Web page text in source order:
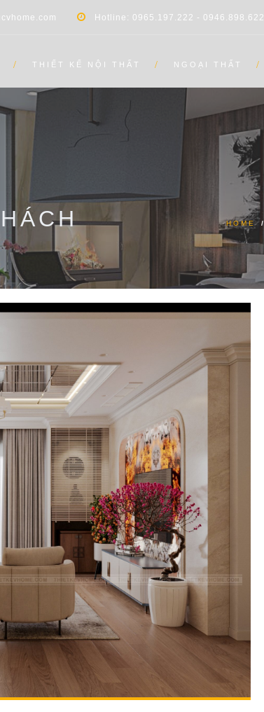
Hotline: 0965.197.222 - 0946.898.622
THIẾT KẾ NỘI THẤT NGOẠI THẤT
HOME /